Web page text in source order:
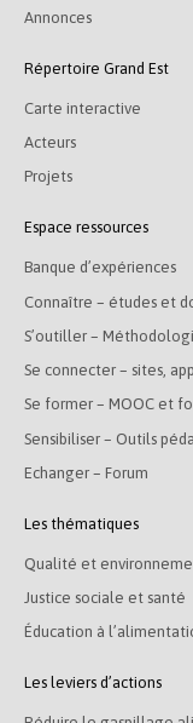
Annonces
Répertoire Grand Est
Carte interactive
Acteurs
Projets
Espace ressources
Banque d’expériences
Connaître – études et
S’outiller –
Se connecter – sites,
Se former – MOOC et
Sensibiliser – Outils
Echanger – Forum
Les thématiques
Qualité et
Justice sociale et santé
Éducation à
Les leviers d’actions